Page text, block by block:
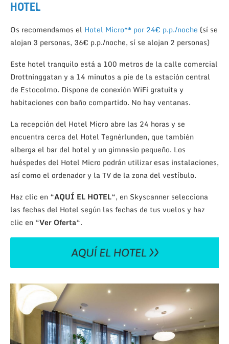
HOTEL
Os recomendamos el Hotel Micro** por 24€ p.p./noche (sí se
alojan 3 personas, 36€ p.p./noche, sí se alojan 2 personas)
Este hotel tranquilo está a 100 metros de la calle comercial
Drottninggatan y a 14 minutos a pie de la estación central
de Estocolmo. Dispone de conexión WiFi gratuita y
habitaciones con baño compartido. No hay ventanas.
La recepción del Hotel Micro abre las 24 horas y se
encuentra cerca del Hotel Tegnérlunden, que también
alberga el bar del hotel y un gimnasio pequeño. Los
huéspedes del Hotel Micro podrán utilizar esas instalaciones,
así como el ordenador y la TV de la zona del vestíbulo.
Haz clic en “AQUÍ EL HOTEL“, en Skyscanner selecciona
las fechas del Hotel según las fechas de tus vuelos y haz
clic en “Ver Oferta“.